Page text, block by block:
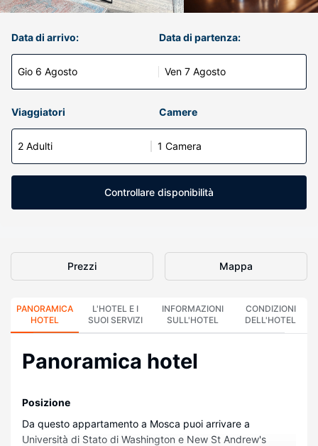
Data di arrivo:
Gio 6 Agosto
Data di partenza:
Ven 7 Agosto
Viaggiatori Camere
2 Adulti 1 Camera
Controllare disponibilità
Prezzi Mappa
PANORAMICA
HOTEL
L'HOTEL E I
SUOI SERVIZI
INFORMAZIONI
SULL'HOTEL
CONDIZIONI
DELL'HOTEL
Panoramica hotel
Posizione
Da questo appartamento a Mosca puoi arrivare a
Università di Stato di Washington e New St Andrew's